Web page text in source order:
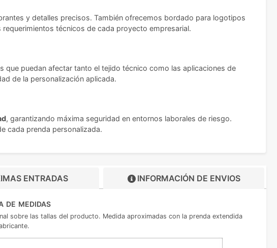
y detalles precisos. También ofrecemos bordado para logotipos
técnicos de cada proyecto empresarial.
que puedan afectar tanto el tejido técnico como las aplicaciones de
de la personalización aplicada.
, garantizando máxima seguridad en entornos laborales de riesgo.
cada prenda personalizada.
ENTRADAS INFORMACIÓN DE ENVIOS
medidas
sobre las tallas del producto. Medida aproximadas con la prenda extendida